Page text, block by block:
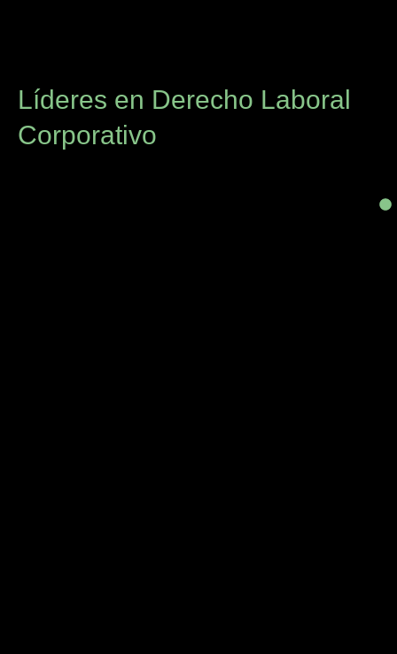
Líderes en Derecho Laboral
Corporativo